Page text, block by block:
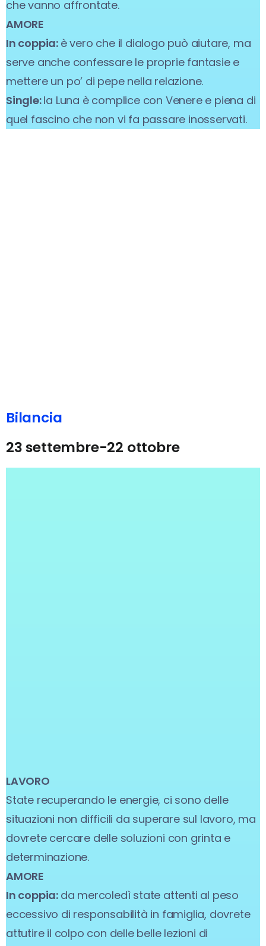
che vanno affrontate.
AMORE
In coppia: è vero che il dialogo può aiutare, ma
serve anche confessare le proprie fantasie e
mettere un po’ di pepe nella relazione.
Single:la Luna è complice con Venere e piena di
quel fascino che non vi fa passare inosservati.
Bilancia
23 settembre-22 ottobre
LAVORO
State recuperando le energie, ci sono delle
situazioni non difficili da superare sul lavoro, ma
dovrete cercare delle soluzioni con grinta e
determinazione.
AMORE
In coppia: da mercoledì state attenti al peso
eccessivo di responsabilità in famiglia, dovrete
attutire il colpo con delle belle lezioni di